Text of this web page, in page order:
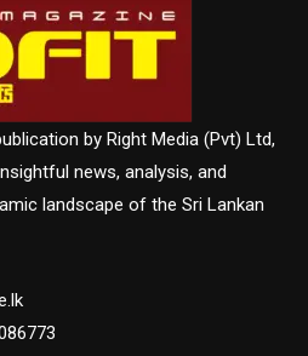
by Right Media (Pvt) Ltd,
news, analysis, and
landscape of the Sri Lankan